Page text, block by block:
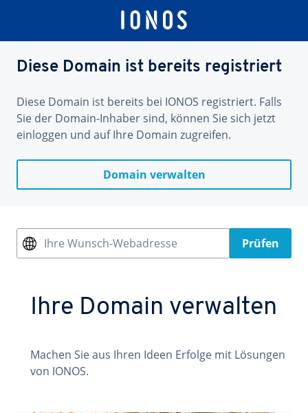
Diese Domain ist bereits registriert
Diese Domain ist bereits bei IONOS registriert. Falls
Sie der Domain-Inhaber sind, können Sie sich jetzt
einloggen und auf Ihre Domain zugreifen.
Domain verwalten
Ihre Wunsch-Webadresse Prüfen
Ihre Domain verwalten
Machen Sie aus Ihren Ideen Erfolge mit Lösungen
von IONOS.